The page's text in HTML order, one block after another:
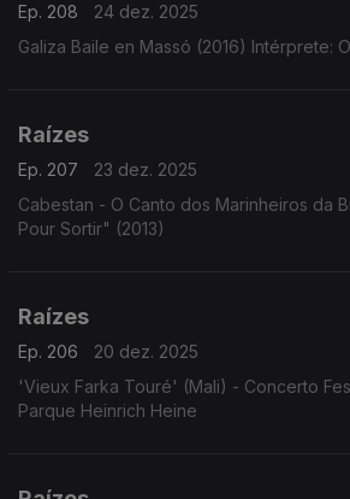
Ep. 208
24 dez. 2025
Galiza Baile en Massó (2016) Intérprete:
Raízes
Ep. 207
23 dez. 2025
Cabestan - O Canto dos Marinheiros da
Pour Sortir" (2013)
Raízes
Ep. 206
20 dez. 2025
'Vieux Farka Touré' (Mali) - Concerto
Parque Heinrich Heine